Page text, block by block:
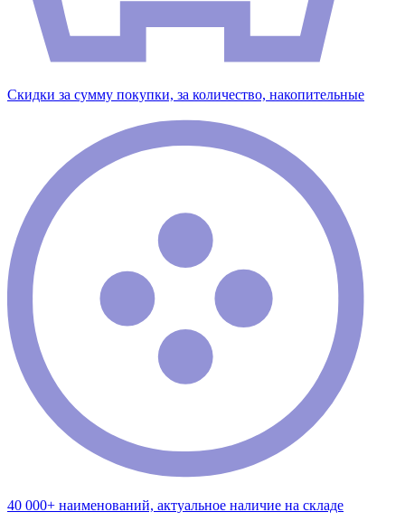
Скидки за сумму покупки, за количество, накопительные
40 000+ наименований, актуальное наличие на складе